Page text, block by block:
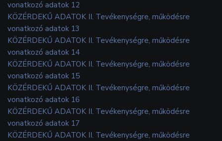
vonatkozó adatok 12
KÖZÉRDEKŰ ADATOK II. Tevékenységre, működésre
vonatkozó adatok 13
KÖZÉRDEKŰ ADATOK II. Tevékenységre, működésre
vonatkozó adatok 14
KÖZÉRDEKŰ ADATOK II. Tevékenységre, működésre
vonatkozó adatok 15
KÖZÉRDEKŰ ADATOK II. Tevékenységre, működésre
vonatkozó adatok 16
KÖZÉRDEKŰ ADATOK II. Tevékenységre, működésre
vonatkozó adatok 17
KÖZÉRDEKŰ ADATOK II. Tevékenységre, működésre